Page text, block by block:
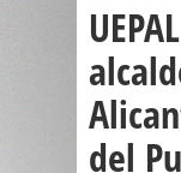
del